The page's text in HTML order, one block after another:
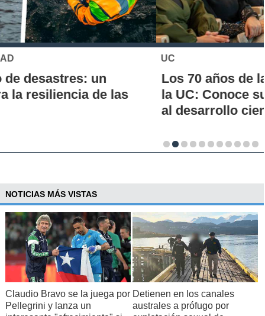
UC
Los 70 años de la Carrera de Química de
la UC: Conoce su historia, hitos y aporte
al desarrollo científico del país
NOTICIAS MÁS VISTAS
Claudio Bravo se la juega por
Pellegrini y lanza un
Detienen en los canales
australes a prófugo por